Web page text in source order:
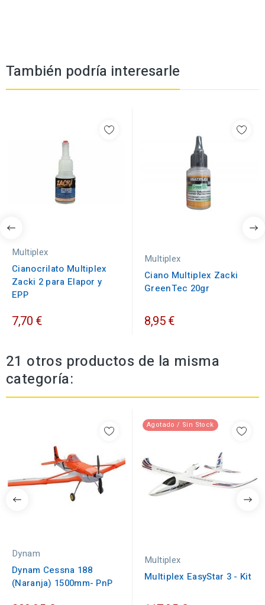
También podría interesarle
Multiplex
Cianocrilato Multiplex
Zacki 2 para Elapor y
EPP
7,70 €
Multiplex
Ciano Multiplex Zacki
GreenTec 20gr
8,95 €
21 otros productos de la misma
categoría:
Dynam
Dynam Cessna 188
(Naranja) 1500mm- PnP
Agotado / Sin Stock
Multiplex
Multiplex EasyStar 3 - Kit